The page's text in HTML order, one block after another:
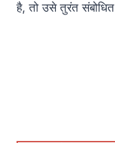
है, तो उसे तुरंत